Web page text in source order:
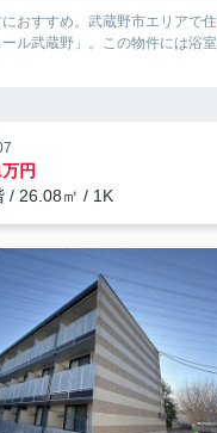
おすすめ。武蔵野市エリアで
ル武蔵野」。この物件には浴
円
/ 26.08㎡ / 1K